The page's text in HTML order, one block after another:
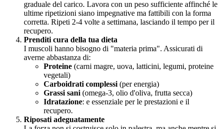
graduale del carico. Lavora con un peso sufficiente affinché le
ultime ripetizioni siano impegnative ma fattibili con la forma
corretta. Ripeti 2-4 volte a settimana, lasciando il tempo per il
recupero.
Prenditi cura della tua dieta
I muscoli hanno bisogno di "materia prima". Assicurati di
averne abbastanza di:
Proteine (carni magre, uova, latticini, legumi, proteine ​​
vegetali)
Carboidrati complessi (per energia)
Grassi sani (omega-3, olio d'oliva, frutta secca)
Idratazione: e essenziale per le prestazioni e il
recupero.
Riposati adeguatamente